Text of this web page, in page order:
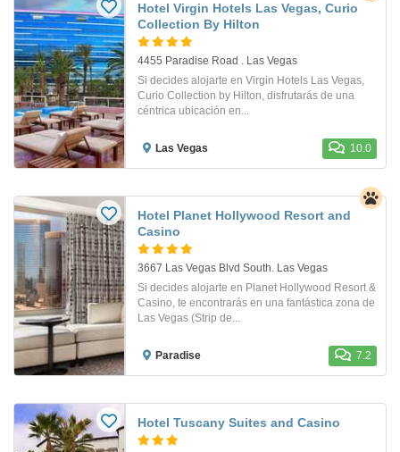
Hotel Virgin Hotels Las Vegas, Curio
Collection By Hilton
4455 Paradise Road . Las Vegas
Si decides alojarte en Virgin Hotels Las Vegas,
Curio Collection by Hilton, disfrutarás de una
céntrica ubicación en...
Las Vegas 10.0
Hotel Planet Hollywood Resort and
Casino
3667 Las Vegas Blvd South. Las Vegas
Si decides alojarte en Planet Hollywood Resort &
Casino, te encontrarás en una fantástica zona de
Las Vegas (Strip de...
Paradise 7.2
Hotel Tuscany Suites and Casino